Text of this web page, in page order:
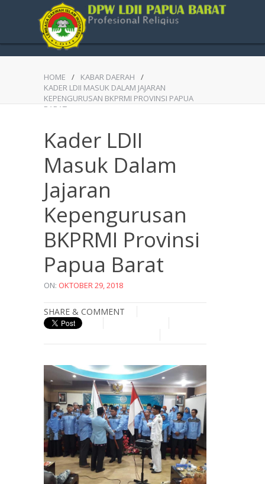
HOME / KABAR DAERAH
/
KADER LDII MASUK DALAM JAJARAN
KEPENGURUSAN BKPRMI PROVINSI PAPUA
BARAT
Kader LDII
Masuk Dalam
Jajaran
Kepengurusan
BKPRMI Provinsi
Papua Barat
ON: OKTOBER 29, 2018
SHARE & COMMENT